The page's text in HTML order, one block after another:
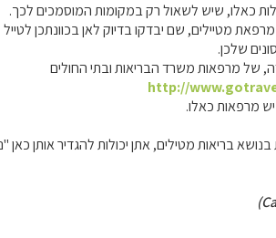
כאלו, שיש לשאול רק במקומות המוסמכים לכך.
מטיילים, שם יבדקו בדיוק לאן בכוונתכן
שלכן.
של מרפאות משרד הבריאות ובתי החולים
http://
מרפאות כאלו.
בריאות מטילים, אתן יכולות להגדיר אותן